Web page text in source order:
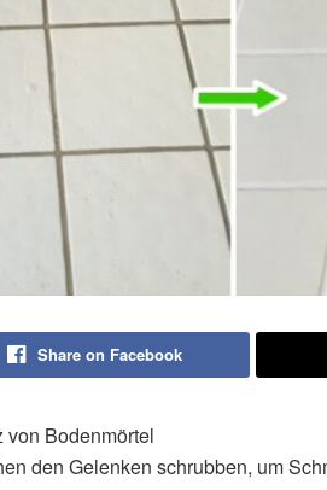
Share on Facebook
Bodenmörtel
den Gelenken schrubben, um